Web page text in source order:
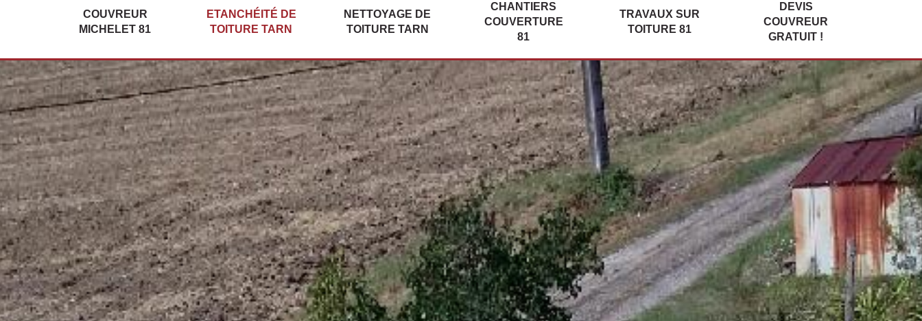
COUVREUR
MICHELET 81
ETANCHÉITÉ DE
TOITURE TARN
NETTOYAGE DE
TOITURE TARN
CHANTIERS
COUVERTURE
81
TRAVAUX SUR
TOITURE 81
DEVIS
COUVREUR
GRATUIT !